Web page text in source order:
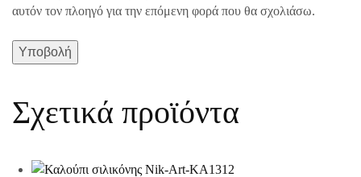
αυτόν τον πλοηγό για την επόμενη φορά που θα σχολιάσω.
Σχετικά προϊόντα